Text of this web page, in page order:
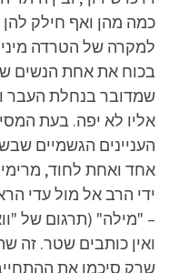
כמה מהן ואף חילק להן
למקרה של הטרדה
בכוח את אחת הנשים
שמדובר בנחלת העבר
אליו לא יפה. בעת
העניינים הגשמיים
אחד ואחת לחוד,
ידי הרב אל מול עדי
– "מילה" (תרגום של
ואין כותבים שטר. זה
שרק סיכמו את